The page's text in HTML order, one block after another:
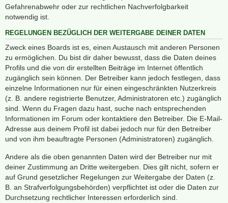
Gefahrenabwehr oder zur rechtlichen Nachverfolgbarkeit
notwendig ist.
REGELUNGEN BEZÜGLICH DER WEITERGABE DEINER DATEN
Zweck eines Boards ist es, einen Austausch mit anderen Personen
zu ermöglichen. Du bist dir daher bewusst, dass die Daten deines
Profils und die von dir erstellten Beiträge im Internet öffentlich
zugänglich sein können. Der Betreiber kann jedoch festlegen, dass
einzelne Informationen nur für einen eingeschränkten Nutzerkreis
(z. B. andere registrierte Benutzer, Administratoren etc.) zugänglich
sind. Wenn du Fragen dazu hast, suche nach entsprechenden
Informationen im Forum oder kontaktiere den Betreiber. Die E-Mail-
Adresse aus deinem Profil ist dabei jedoch nur für den Betreiber
und von ihm beauftragte Personen (Administratoren) zugänglich.
Andere als die oben genannten Daten wird der Betreiber nur mit
deiner Zustimmung an Dritte weitergeben. Dies gilt nicht, sofern er
auf Grund gesetzlicher Regelungen zur Weitergabe der Daten (z.
B. an Strafverfolgungsbehörden) verpflichtet ist oder die Daten zur
Durchsetzung rechtlicher Interessen erforderlich sind.